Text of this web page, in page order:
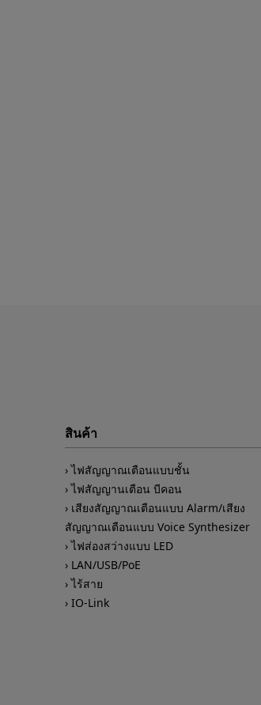
สินค้า
ไฟสัญญาณเตือนแบบชั้น
ไฟสัญญานเตือน บีคอน
เสียงสัญญาณเตือนแบบ Alarm/เสียง
สัญญาณเตือนแบบ Voice Synthesizer
ไฟส่องสว่างแบบ LED
LAN/USB/PoE
ไร้สาย
IO-Link